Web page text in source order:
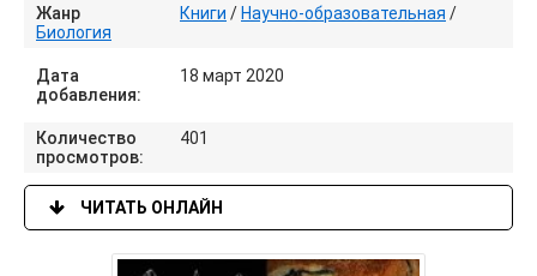
Жанр Книги / Научно-образовательная /
Биология
Дата
добавления:
18 март 2020
Количество
просмотров:
401
ЧИТАТЬ ОНЛАЙН